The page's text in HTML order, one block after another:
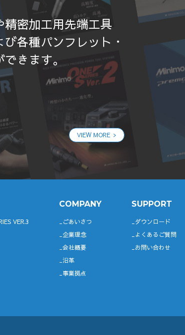
密加工用先端工具
各種パンフレット・
きます。
VIEW MORE
VER.3
COMPANY
ごあいさつ
企業理念
会社概要
沿革
事業拠点
SUPPORT
ダウンロード
よくあるご質問
お問い合わせ